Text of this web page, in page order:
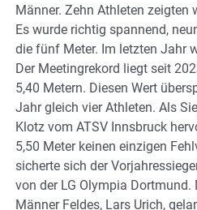
Männer. Zehn Athleten zeigten
Es wurde richtig spannend,
die fünf Meter. Im letzten Jahr
Der Meetingrekord liegt seit
5,40 Metern. Diesen Wert
Jahr gleich vier Athleten. Als
Klotz vom ATSV Innsbruck
5,50 Meter keinen einzigen
sicherte sich der
von der LG Olympia Dortmund.
Männer Feldes, Lars Urich,